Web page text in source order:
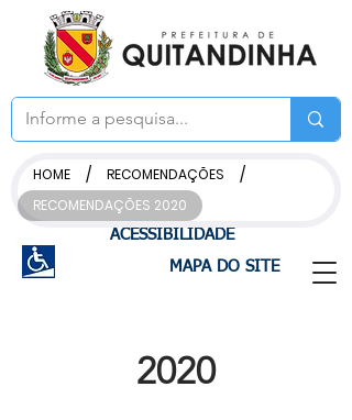
ACESSIBILIDADE
MAPA DO SITE
HOME / RECOMENDAÇÕES /
RECOMENDAÇÕES 2020
2020